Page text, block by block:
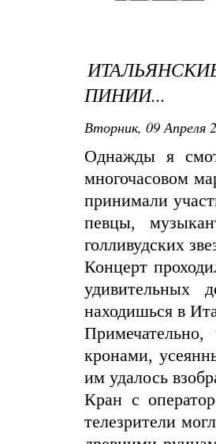
ПИНИИ...
Вторник, 09 Апреля
Однажды я
многочасовом
принимали
певцы,
голливудских
Концерт
удивительных
находишься в
кронами,
им удалось
Кран с
телезрители